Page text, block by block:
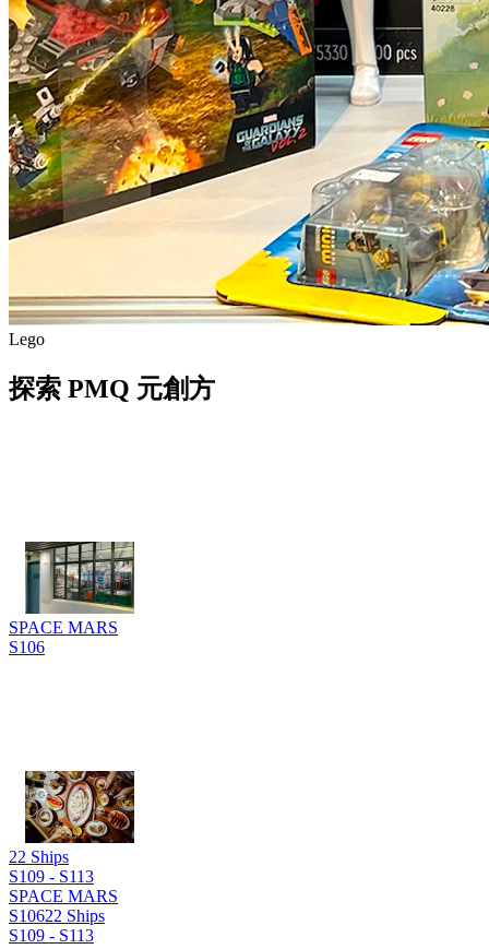
Lego
探索 PMQ 元創方
SPACE MARS
S106
22 Ships
S109 - S113
SPACE MARS
S10622 Ships
S109 - S113